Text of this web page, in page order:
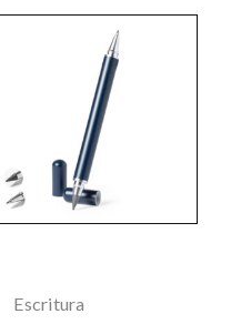
los
Escritura
múltiples
variantes.
Las
pueden